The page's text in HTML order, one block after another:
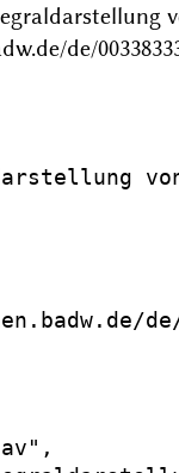
de/
von
de/